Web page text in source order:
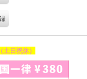
日祝休）